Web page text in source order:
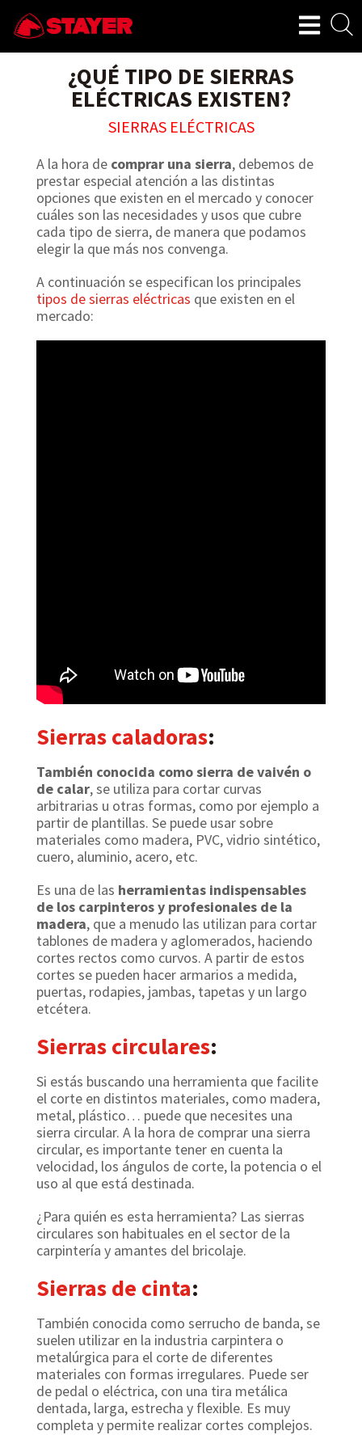
¿QUÉ TIPO DE SIERRAS
ELÉCTRICAS EXISTEN?
SIERRAS ELÉCTRICAS
A la hora de comprar una sierra, debemos de
prestar especial atención a las distintas
opciones que existen en el mercado y conocer
cuáles son las necesidades y usos que cubre
cada tipo de sierra, de manera que podamos
elegir la que más nos convenga.
A continuación se especifican los principales
tipos de sierras eléctricas que existen en el
mercado:
Sierras caladoras:
También conocida como sierra de vaivén o
de calar, se utiliza para cortar curvas
arbitrarias u otras formas, como por ejemplo a
partir de plantillas. Se puede usar sobre
materiales como madera, PVC, vidrio sintético,
cuero, aluminio, acero, etc.
Es una de las herramientas indispensables
de los carpinteros y profesionales de la
madera, que a menudo las utilizan para cortar
tablones de madera y aglomerados, haciendo
cortes rectos como curvos. A partir de estos
cortes se pueden hacer armarios a medida,
puertas, rodapies, jambas, tapetas y un largo
etcétera.
Sierras circulares:
Si estás buscando una herramienta que facilite
el corte en distintos materiales, como madera,
metal, plástico… puede que necesites una
sierra circular. A la hora de comprar una sierra
circular, es importante tener en cuenta la
velocidad, los ángulos de corte, la potencia o el
uso al que está destinada.
¿Para quién es esta herramienta? Las sierras
circulares son habituales ​​en el sector de la
carpintería y amantes del bricolaje.
Sierras de cinta:
También conocida como serrucho de banda, se
suelen utilizar en la industria carpintera o
metalúrgica para el corte de diferentes
materiales con formas irregulares. Puede ser
de pedal o eléctrica, con una tira metálica
dentada, larga, estrecha y flexible. Es muy
completa y permite realizar cortes complejos.